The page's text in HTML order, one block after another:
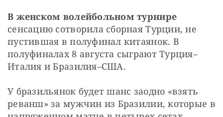
В женском волейбольном турнире
сенсацию сотворила сборная Турции, не
пустившая в полуфинал китаянок. В
полуфиналах 8 августа сыграют Турция–
Италия и Бразилия–США.
У бразильянок будет шанс заодно «взять
реванш» за мужчин из Бразилии, которые в